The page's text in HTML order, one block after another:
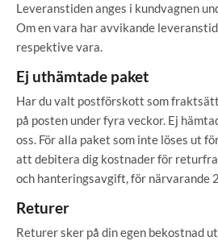
Leveranstiden anges i kundvagnen
Om en vara har avvikande
respektive vara.
Ej uthämtade paket
Har du valt postförskott som
på posten under fyra veckor. Ej
oss. För alla paket som inte löses ut
att debitera dig kostnader för
och hanteringsavgift, för närvarande
Returer
Returer sker på din egen bekostnad